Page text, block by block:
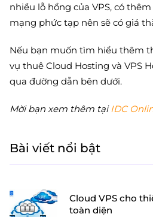
nhiều lỗ hổng của VPS, có
mạng phức tạp nên sẽ có giá
Nếu bạn muốn tìm hiểu thêm
vụ thuê Cloud Hosting và VPS
qua đường dẫn bên dưới.
Mời bạn xem thêm tạiIDC
Bài viết nổi bật
Cloud VPS cho
toàn diện